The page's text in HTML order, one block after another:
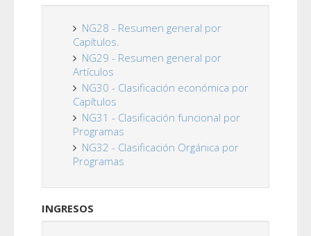
NG28 - Resumen general por
Capítulos.
NG29 - Resumen general por
Artículos
NG30 - Clasificación económica por
Capítulos
NG31 - Clasificación funcional por
Programas
NG32 - Clasificación Orgánica por
Programas
INGRESOS